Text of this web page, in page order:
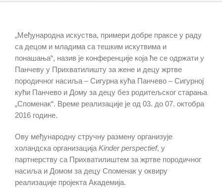
„Међународна искуства, примери добре праксе у раду
са децом и младима са тешким искутвима и
понашања“, назив је конференције која ће се одржати у
Панчеву у Прихватилишту за жене и децу жртве
породичног насиља – Сигурна кућа Панчево – Сигурној
кући Панчево и Дому за децу без родитељског старања
„Споменак“. Време реализације је од 03. до 07. октобра
2016 године.
Ову међународну стручну размену организује
холандска организација Kinder perspectief, у
партнерству са Прихватилиштем за жртве породичног
насиља и Домом за децу Споменак у оквиру
реализације пројекта Академија.